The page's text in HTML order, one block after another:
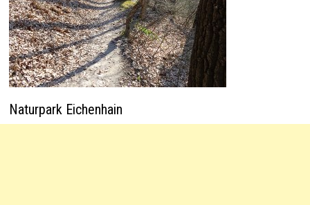
Naturpark Eichenhain